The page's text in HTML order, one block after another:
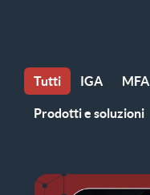
Tutti IGA MFA
Prodotti e soluzioni